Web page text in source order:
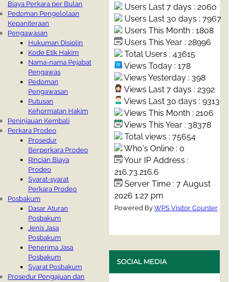
Biaya Perkara per Bulan
Pedoman Pengelolaan
Kepaniteraan
Pengawasan
Hukuman Disiplin
Kode Etik Hakim
Nama-nama Pejabat
Pengawas
Pedoman
Pengawasan
Putusan
Kehormatan Hakim
Peninjauan Kembali
Perkara Prodeo
Prosedur
Berperkara Prodeo
Rincian Biaya
Prodeo
Syarat-syarat
Perkara Prodeo
Posbakum
Dasar Aturan
Posbakum
Jenis Jasa
Posbakum
Penerima Jasa
Posbakum
Syarat Posbakum
Prosedur Pengajuan dan
Users Last 7 days : 2060
Users Last 30 days : 7967
Users This Month : 1808
Users This Year : 28996
Total Users : 43615
Views Today : 178
Views Yesterday : 398
Views Last 7 days : 2392
Views Last 30 days : 9313
Views This Month : 2106
Views This Year : 38378
Total views : 75654
Who's Online : 0
Your IP Address :
216.73.216.6
Server Time : 7 August
2026 1:27 pm
Powered By WPS Visitor Counter
SOCIAL MEDIA